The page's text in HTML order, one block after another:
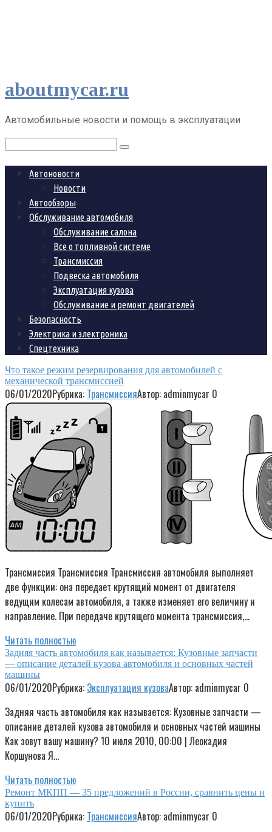
Перейти
к
контенту
aboutmycar.ru
Автомобильные новости и помощь в эксплуатации
Поиск:
Автоновости
Новости
Автообзоры
Обслуживание автомобиля
Обслуживание салона
Все о топливной системе
Трансмиссия
Подвеска автомобиля
Эксплуатация кузова
Обслуживание и ремонт двигателей
Безопасность
Электрика и электроника
Спецтехника
Что такое режим резервирования для автомобилей с
механической трансмиссией
06/01/2020Рубрика: ТрансмиссияАвтор: adminmycar 0
Трансмиссия Трансмиссия Трансмиссия автомобиля выполняет
две функции: она передает крутящий момент от двигателя
ведущим колесам автомобиля, а также изменяет его величину и
направление. При передаче крутящего момента трансмиссия,…
Читать полностью
Задняя часть автомобиля как называется: Кузовные запчасти
— описание деталей кузова автомобиля и основных частей
машины
06/01/2020Рубрика: Эксплуатация кузоваАвтор: adminmycar 0
Задняя часть автомобиля как называется: Кузовные запчасти —
описание деталей кузова автомобиля и основных частей машины
Как зовут вашу машину? 10 июля 2010, 00:00 | Леокадия
Коршунова Я…
Читать полностью
Ремонт МКПП — 35 предложений в России, сравнить цены и
купить
06/01/2020Рубрика: ТрансмиссияАвтор: adminmycar 0